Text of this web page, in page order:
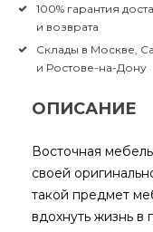
100% гарантия
и возврата
Склады в Москве,
и Ростове-на-Дону
ОПИСАНИЕ
Восточная
своей
такой предмет
вдохнуть жизнь в